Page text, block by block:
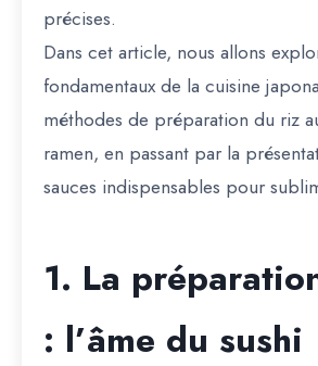
précises.
Dans cet article, nous allons
fondamentaux de la cuisine
méthodes de préparation du riz
ramen, en passant par la
sauces indispensables pour
1. La
: l’âme du sushi